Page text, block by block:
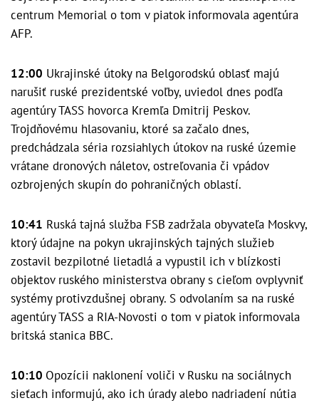
centrum Memorial o tom v piatok informovala agentúra
AFP.
12:00 Ukrajinské útoky na Belgorodskú oblasť majú
narušiť ruské prezidentské voľby, uviedol dnes podľa
agentúry TASS hovorca Kremľa Dmitrij Peskov.
Trojdňovému hlasovaniu, ktoré sa začalo dnes,
predchádzala séria rozsiahlych útokov na ruské územie
vrátane dronových náletov, ostreľovania či vpádov
ozbrojených skupín do pohraničných oblastí.
10:41 Ruská tajná služba FSB zadržala obyvateľa Moskvy,
ktorý údajne na pokyn ukrajinských tajných služieb
zostavil bezpilotné lietadlá a vypustil ich v blízkosti
objektov ruského ministerstva obrany s cieľom ovplyvniť
systémy protivzdušnej obrany. S odvolaním sa na ruské
agentúry TASS a RIA-Novosti o tom v piatok informovala
britská stanica BBC.
10:10 Opozícii naklonení voliči v Rusku na sociálnych
sieťach informujú, ako ich úrady alebo nadriadení nútia